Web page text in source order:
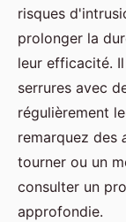
risques
prolonger la
leur efficacité.
serrures avec
régulièrement
remarquez des
tourner ou un
consulter un
approfondie.